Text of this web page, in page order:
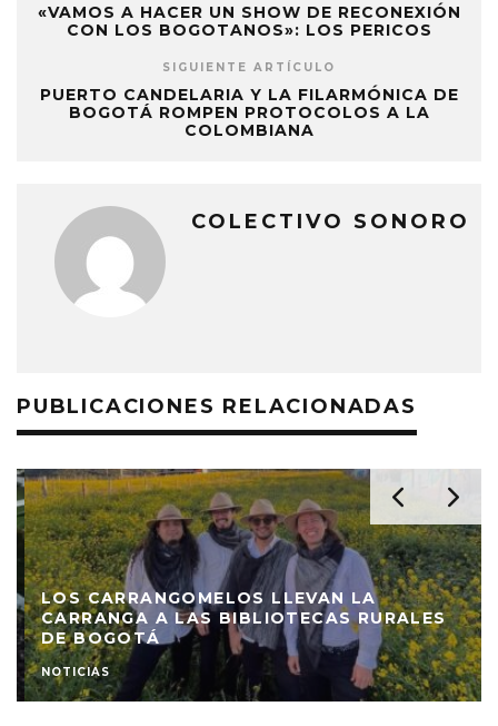
«VAMOS A HACER UN SHOW DE RECONEXIÓN
CON LOS BOGOTANOS»: LOS PERICOS
SIGUIENTE ARTÍCULO
PUERTO CANDELARIA Y LA FILARMÓNICA DE
BOGOTÁ ROMPEN PROTOCOLOS A LA
COLOMBIANA
COLECTIVO SONORO
PUBLICACIONES RELACIONADAS
LOS CARRANGOMELOS LLEVAN LA
CARRANGA A LAS BIBLIOTECAS RURALES
DE BOGOTÁ
NOTICIAS